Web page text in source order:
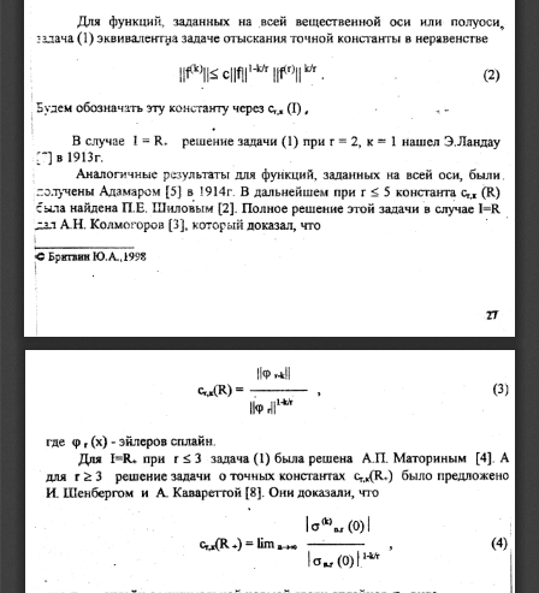
Для функций, заданных на всей вещественной оси илиполуоси,.5
задача (1) эквивалентна задаче отыскания точной константыв неравенстве
к ню kt
О FOIE | (2)
|Будем обозначать
ь зту константу через сих Ф , a ae
В случае 1=В. решение задачи(1) приг =2, к = 1 нашел Э.Ландау
7) в 1913г.
і Аналогичные результаты для функций, заданных на всей оси, были.
солучены Адамаром [5] в 1914г. В дальнейшем приг < 5 константас,„ (В)
‘была найдена П.Е. Шиловым[2]. Полное решение этой задачи в случае ГЕ
дал АН. Колмогоров (3:і который доказал, что
< Бритвин Ю.А., 1998
Пор
С.к(В) = ———, (3)
Фа |
roe @, (x) - эйлеров сплайн.
Для ЕК. при г<3 задача (1) была решена А.П. Маториным [4]. А
для г>3 решение задачи оточных константах с„„(К.) было предложено
И. Шенбергом и А. Кавареттой[8]. Они доказали, что
lo™,. (0)|
Crs(R +) = lim ase — ’ (4)
[вх(0)[1%